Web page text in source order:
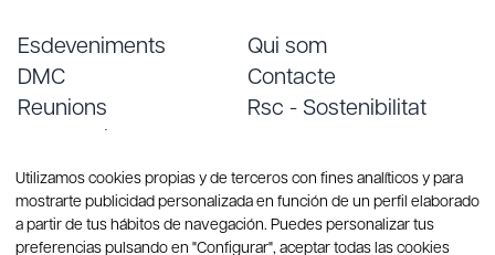
Esdeveniments
DMC
Reunions
Serveis
Qui som
Contacte
Rsc - Sostenibilitat
Blog
Utilizamos cookies propias y de terceros con fines analíticos y para
mostrarte publicidad personalizada en función de un perfil elaborado
a partir de tus hábitos de navegación. Puedes personalizar tus
preferencias pulsando en "Configurar", aceptar todas las cookies